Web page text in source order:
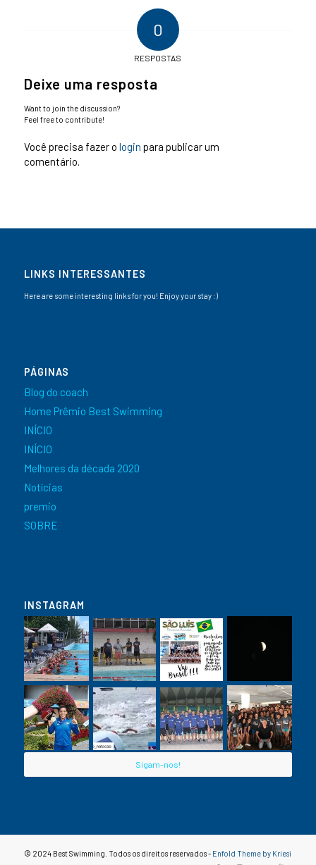
0
RESPOSTAS
Deixe uma resposta
Want to join the discussion?
Feel free to contribute!
Você precisa fazer o login para publicar um
comentário.
LINKS INTERESSANTES
Here are some interesting links for you! Enjoy your stay :)
PÁGINAS
Blog do coach
Home Prêmio Best Swimming
INÍCIO
INÍCIO
Melhores da década 2020
Notícias
premio
SOBRE
INSTAGRAM
Sigam-nos!
© 2024 Best Swimming. Todos os direitos reservados - Enfold Theme by Kriesi